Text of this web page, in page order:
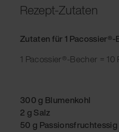
Rezept-Zutaten
Zutaten für 1 Pacossier®-
1 Pacossier®-Becher = 10
300 g Blumenkohl
2 g Salz
50 g Passionsfruchtessig